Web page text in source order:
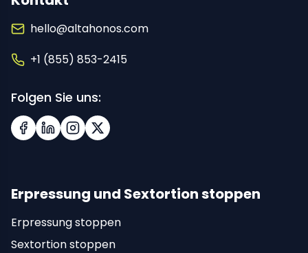
hello@altahonos.com
+1 (855) 853-2415
Folgen Sie uns:
Facebook
LinkedInInstagramX (Twitter)
Erpressung und Sextortion stoppen
Erpressung stoppen
Sextortion stoppen